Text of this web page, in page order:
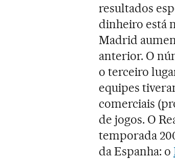
resultados
dinheiro está
Madrid
anterior. O
o terceiro
equipes
comerciais
de jogos. O
temporada
da Espanha: o